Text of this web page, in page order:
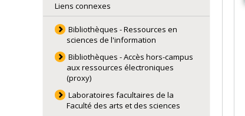
Liens connexes
Bibliothèques - Ressources en
sciences de l'information
Bibliothèques - Accès hors-campus
aux ressources électroniques
(proxy)
Laboratoires facultaires de la
Faculté des arts et des sciences